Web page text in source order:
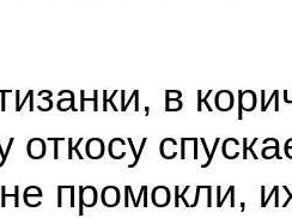
в
откосу
промокли,